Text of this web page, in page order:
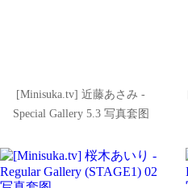
[Minisuka.tv] 近藤あさみ -
Special Gallery 5.3 写真套图